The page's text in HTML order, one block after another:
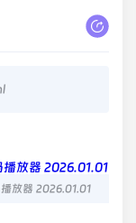
放器 2026.01.01